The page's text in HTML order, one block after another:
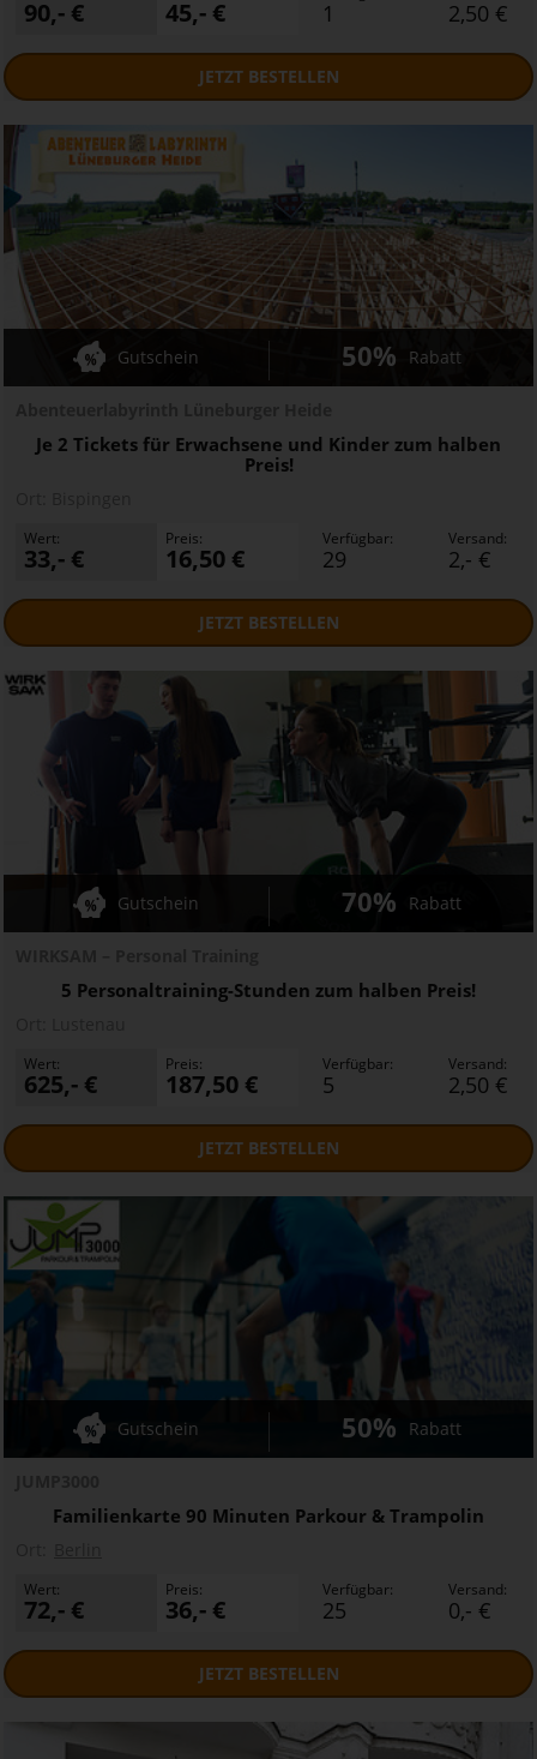
90,- € 45,- € 1 2,50 €
JETZTBESTELLEN
Je 2 Tickets für Erwachsene und Kinder zum halben
Preis!
Gutschein 50% Rabatt
Wert:
33,- €
Preis:
16,50 €
Verfügbar:
29
Versand:
2,- €
JETZTBESTELLEN
5 Personaltraining-Stunden zum halben Preis!
Gutschein 70% Rabatt
Wert:
625,- €
Preis:
187,50 €
Verfügbar:
5
Versand:
2,50 €
JETZTBESTELLEN
Familienkarte 90 Minuten Parkour & Trampolin
Gutschein 50% Rabatt
Wert:
72,- €
Preis:
36,- €
Verfügbar:
25
Versand:
0,- €
JETZTBESTELLEN